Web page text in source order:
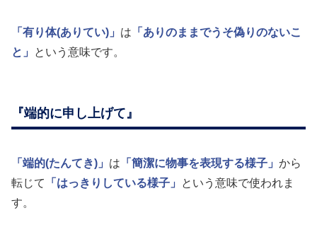
「有り体(ありてい)」 は 「ありのままでうそ偽りのないこ
と」
という意味です。
『端的に申し上げて』
「端的(たんてき)」 は 「簡潔に物事を表現する様子」 から
転じて
「はっきりしている様子」
という意味で使われま
す。